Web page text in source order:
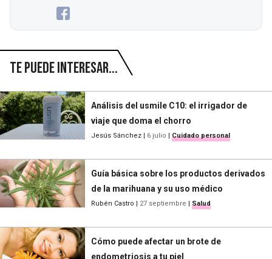
Te puede interesar...
Análisis del usmile C10: el irrigador de
viaje que doma el chorro
Jesús Sánchez 6 julio Cuidado personal
Guía básica sobre los productos derivados
de la marihuana y su uso médico
Rubén Castro 27 septiembre Salud
Cómo puede afectar un brote de
endometriosis a tu piel